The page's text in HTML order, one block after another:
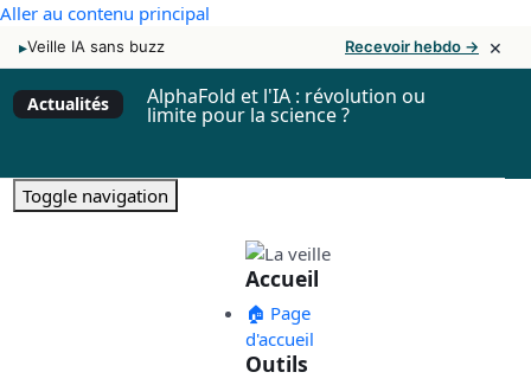
Aller au contenu principal
▸Veille IA sans buzz Recevoir hebdo → ×
Actualités AlphaFold et l'IA : révolution ou
limite pour la science ?
Toggle navigation
Accueil
🏠 Page
d'accueil
Outils